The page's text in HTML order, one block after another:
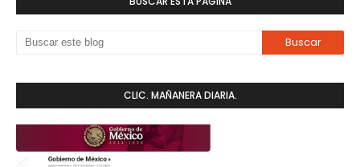
CLIC. MAÑANERA DIARIA.